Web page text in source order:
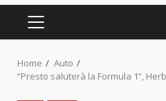
PRIMARY
Home
Auto
“Presto saluterà la Formula 1”,